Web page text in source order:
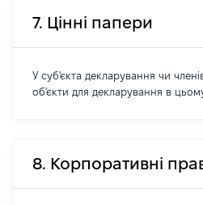
7. Цінні папери
У суб'єкта декларування чи членів
об'єкти для декларування в цьому
8. Корпоративні